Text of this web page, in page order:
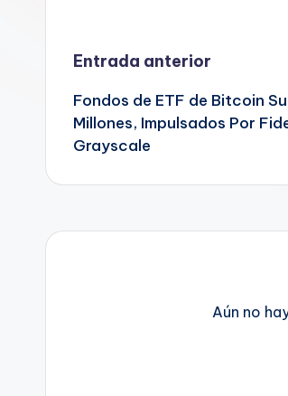
Navegación
de
entradas
Entrada anterior
Fondos de ETF de Bitcoin
Millones, Impulsados Por
Grayscale
Aún no